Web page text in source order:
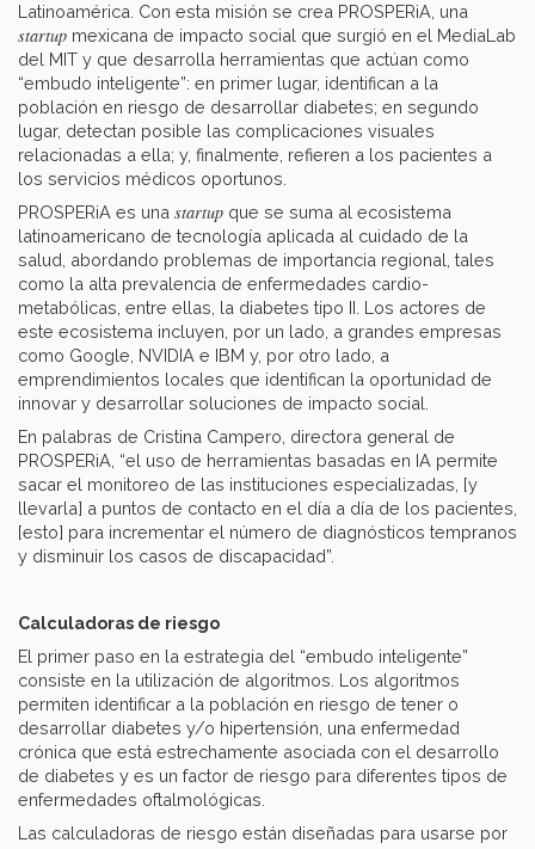
Latinoamérica. Con esta misión se crea PROSPERiA, una
startup mexicana de impacto social que surgió en el MediaLab
del MIT y que desarrolla herramientas que actúan como
“embudo inteligente”: en primer lugar, identifican a la
población en riesgo de desarrollar diabetes; en segundo
lugar, detectan posible las complicaciones visuales
relacionadas a ella; y, finalmente, refieren a los pacientes a
los servicios médicos oportunos.
PROSPERiA es una startup que se suma al ecosistema
latinoamericano de tecnología aplicada al cuidado de la
salud, abordando problemas de importancia regional, tales
como la alta prevalencia de enfermedades cardio-
metabólicas, entre ellas, la diabetes tipo II. Los actores de
este ecosistema incluyen, por un lado, a grandes empresas
como Google, NVIDIA e IBM y, por otro lado, a
emprendimientos locales que identifican la oportunidad de
innovar y desarrollar soluciones de impacto social.
En palabras de Cristina Campero, directora general de
PROSPERiA, “el uso de herramientas basadas en IA permite
sacar el monitoreo de las instituciones especializadas, [y
llevarla] a puntos de contacto en el día a día de los pacientes,
[esto] para incrementar el número de diagnósticos tempranos
y disminuir los casos de discapacidad”.
Calculadoras de riesgo
El primer paso en la estrategia del “embudo inteligente”
consiste en la utilización de algoritmos. Los algoritmos
permiten identificar a la población en riesgo de tener o
desarrollar diabetes y/o hipertensión, una enfermedad
crónica que está estrechamente asociada con el desarrollo
de diabetes y es un factor de riesgo para diferentes tipos de
enfermedades oftalmológicas.
Las calculadoras de riesgo están diseñadas para usarse por